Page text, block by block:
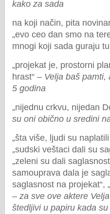
kako za sada
na koji način, pita
„evo ceo dan smo na
mnogi koji sada guraju
„projekat je, prostorni
hrast“ – Velja baš pamti,
5 godina
„nijednu crkvu, nijedan
su oni obično u sredini
„šta više, ljudi su
„sudski veštaci dali su
„zeleni su dali
samouprava dala je
saglasnost na projekat“,
– za sve ove aktere
štedljivi u papiru kada